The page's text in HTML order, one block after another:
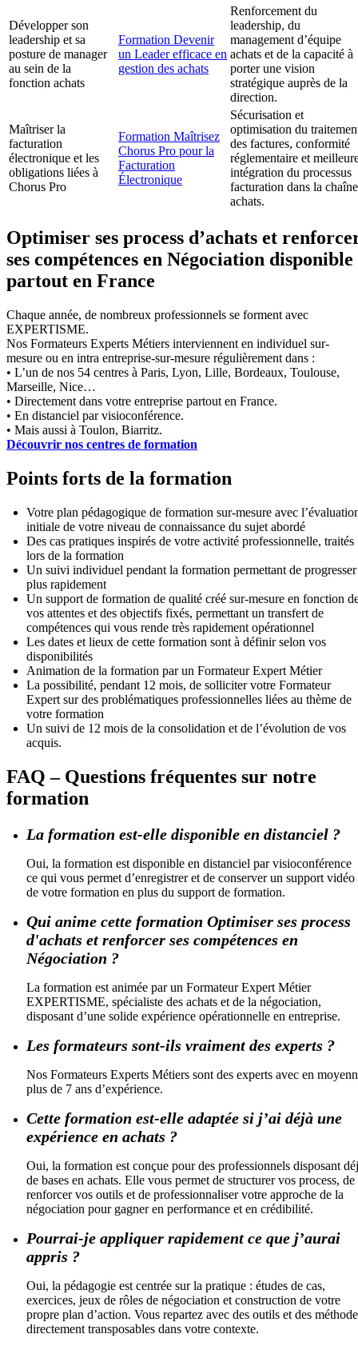
Développer son
leadership et sa
posture de manager
au sein de la
fonction achats
Formation Devenir
un Leader efficace en
gestion des achats
Renforcement du
leadership, du
management d’équipe
achats et de la capacité à
porter une vision
stratégique auprès de la
direction.
Maîtriser la
facturation
électronique et les
obligations liées à
Chorus Pro
Formation Maîtrisez
Chorus Pro pour la
Facturation
Électronique
Sécurisation et
optimisation du
des factures, conformité
réglementaire et
intégration du processus
facturation dans la chaîne
achats.
Optimiser ses process d’achats et
ses compétences en Négociation disponible
partout en France
Chaque année, de nombreux professionnels se forment avec
EXPERTISME.
Nos Formateurs Experts Métiers interviennent en individuel sur-
mesure ou en intra entreprise-sur-mesure régulièrement dans :
• L’un de nos 54 centres à Paris, Lyon, Lille, Bordeaux, Toulouse,
Marseille, Nice…
• Directement dans votre entreprise partout en France.
• En distanciel par visioconférence.
• Mais aussi à Toulon, Biarritz.
Découvrir nos centres de formation
Points forts de la formation
Votre plan pédagogique de formation sur-mesure avec
initiale de votre niveau de connaissance du sujet abordé
Des cas pratiques inspirés de votre activité professionnelle, traités
lors de la formation
Un suivi individuel pendant la formation permettant de progresser
plus rapidement
Un support de formation de qualité créé sur-mesure en fonction
vos attentes et des objectifs fixés, permettant un transfert de
compétences qui vous rende très rapidement opérationnel
Les dates et lieux de cette formation sont à définir selon vos
disponibilités
Animation de la formation par un Formateur Expert Métier
La possibilité, pendant 12 mois, de solliciter votre Formateur
Expert sur des problématiques professionnelles liées au thème de
votre formation
Un suivi de 12 mois de la consolidation et de l’évolution de vos
acquis.
FAQ – Questions fréquentes sur notre
formation
La formation est-elle disponible en distanciel ?
Oui, la formation est disponible en distanciel par visioconférence
ce qui vous permet d’enregistrer et de conserver un support vidéo
de votre formation en plus du support de formation.
Qui anime cette formation Optimiser ses process
d'achats et renforcer ses compétences en
Négociation ?
La formation est animée par un Formateur Expert Métier
EXPERTISME, spécialiste des achats et de la négociation,
disposant d’une solide expérience opérationnelle en entreprise.
Les formateurs sont-ils vraiment des experts ?
Nos Formateurs Experts Métiers sont des experts avec en
plus de 7 ans d’expérience.
Cette formation est-elle adaptée si j’ai déjà une
expérience en achats ?
Oui, la formation est conçue pour des professionnels disposant
de bases en achats. Elle vous permet de structurer vos process, de
renforcer vos outils et de professionnaliser votre approche de la
négociation pour gagner en performance et en crédibilité.
Pourrai-je appliquer rapidement ce que j’aurai
appris ?
Oui, la pédagogie est centrée sur la pratique : études de cas,
exercices, jeux de rôles de négociation et construction de votre
propre plan d’action. Vous repartez avec des outils et des
directement transposables dans votre contexte.